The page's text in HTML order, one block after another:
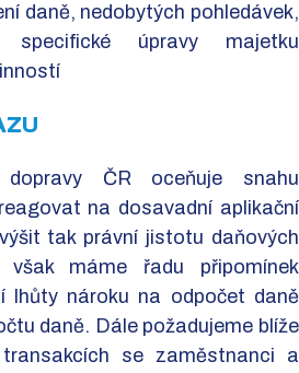
daně, nedobytých pohledávek,
úpravy majetku
ČR oceňuje snahu
na dosavadní aplikační
tak právní jistotu daňových
máme řadu připomínek
lhůty nároku na odpočet daně
daně. Dále požadujeme blíže
se zaměstnanci a